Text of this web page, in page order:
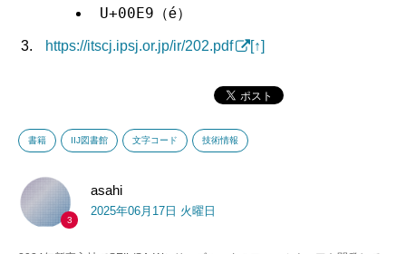
U+00E9 （é）
https://itscj.ipsj.or.jp/ir/202.pdf [↑]
書籍 IIJ図書館 文字コード 技術情報
3
asahi
2025年06月17日 火曜日